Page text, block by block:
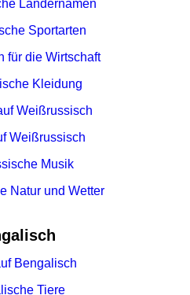
Ländernamen
Sportarten
für die Wirtschaft
Kleidung
Weißrussisch
Weißrussisch
Musik
Natur und Wetter
Bengalisch
Tiere